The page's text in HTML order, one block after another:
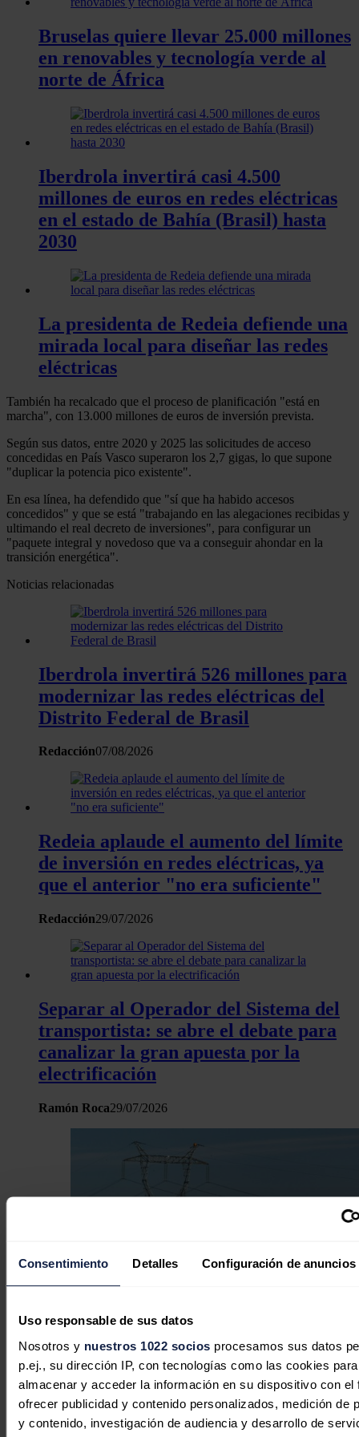
Consentimiento Detalles Configuración de anuncios
Uso responsable de sus datos
Nosotros y nuestros 1022 socios procesamos sus datos
p.ej., su dirección IP, con tecnologías como las cookies para
almacenar y acceder la información en su dispositivo con el
ofrecer publicidad y contenido personalizados, medición de
y contenido, investigación de audiencia y desarrollo de
Bruselas quiere llevar 25.000 millones
en renovables y tecnología verde al
norte de África
Iberdrola invertirá casi 4.500
millones de euros en redes eléctricas
en el estado de Bahía (Brasil) hasta
2030
La presidenta de Redeia defiende una
mirada local para diseñar las redes
eléctricas
También ha recalcado que el proceso de planificación "está en
marcha", con 13.000 millones de euros de inversión prevista.
Según sus datos, entre 2020 y 2025 las solicitudes de acceso
concedidas en País Vasco superaron los 2,7 gigas, lo que supone
"duplicar la potencia pico existente".
En esa línea, ha defendido que "sí que ha habido accesos
concedidos" y que se está "trabajando en las alegaciones recibidas y
ultimando el real decreto de inversiones", para configurar un
"paquete integral y novedoso que va a conseguir ahondar en la
transición energética".
Noticias relacionadas
Iberdrola invertirá 526 millones para
modernizar las redes eléctricas del
Distrito Federal de Brasil
Redacción07/08/2026
Redeia aplaude el aumento del límite
de inversión en redes eléctricas, ya
que el anterior "no era suficiente"
Redacción29/07/2026
Separar al Operador del Sistema del
transportista: se abre el debate para
canalizar la gran apuesta por la
electrificación
Ramón Roca29/07/2026
El Gobierno acelera la electrificación
de la economía incrementando la
inversión en redes eléctricas